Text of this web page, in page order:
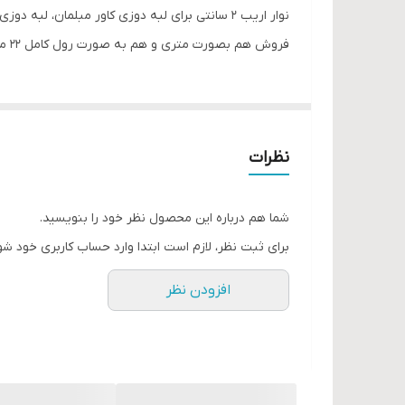
نوار اریب ۲ سانتی برای لبه دوزی کاور مبلمان، لبه دوزی سرویس خواب، دوخت لبه و درز لباس
فروش هم بصورت متری و هم به صورت رول کامل ۲۲ متری
نظرات
شما هم درباره این محصول نظر خود را بنویسید.
برای ثبت نظر، لازم است ابتدا وارد حساب کاربری خود
افزودن نظر